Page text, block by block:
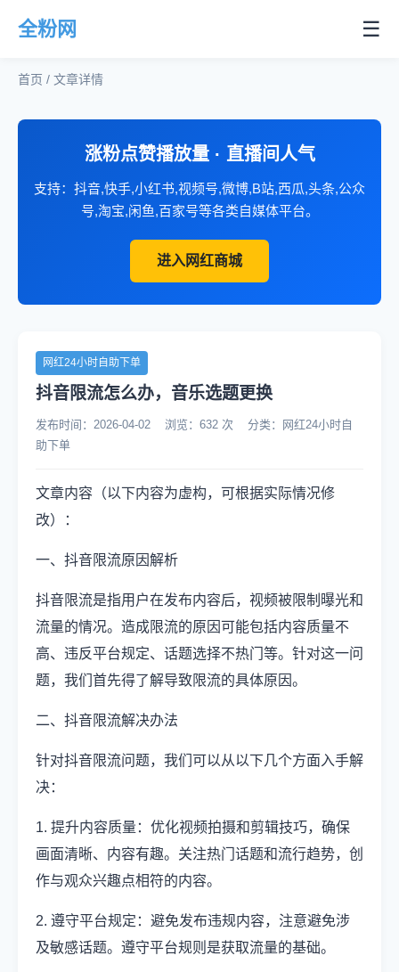
全粉网 ☰
首页 / 文章详情
涨粉点赞播放量 · 直播间人气
支持：抖音,快手,小红书,视频号,微博,B站,西瓜,头条,公众
号,淘宝,闲鱼,百家号等各类自媒体平台。
进入网红商城
网红24小时自助下单
抖音限流怎么办，音乐选题更换
发布时间：2026-04-02 浏览：632 次 分类：网红24小时自
助下单
文章内容（以下内容为虚构，可根据实际情况修
改）：
一、抖音限流原因解析
抖音限流是指用户在发布内容后，视频被限制曝光和
流量的情况。造成限流的原因可能包括内容质量不
高、违反平台规定、话题选择不热门等。针对这一问
题，我们首先得了解导致限流的具体原因。
二、抖音限流解决办法
针对抖音限流问题，我们可以从以下几个方面入手解
决：
1. 提升内容质量：优化视频拍摄和剪辑技巧，确保
画面清晰、内容有趣。关注热门话题和流行趋势，创
作与观众兴趣点相符的内容。
2. 遵守平台规定：避免发布违规内容，注意避免涉
及敏感话题。遵守平台规则是获取流量的基础。